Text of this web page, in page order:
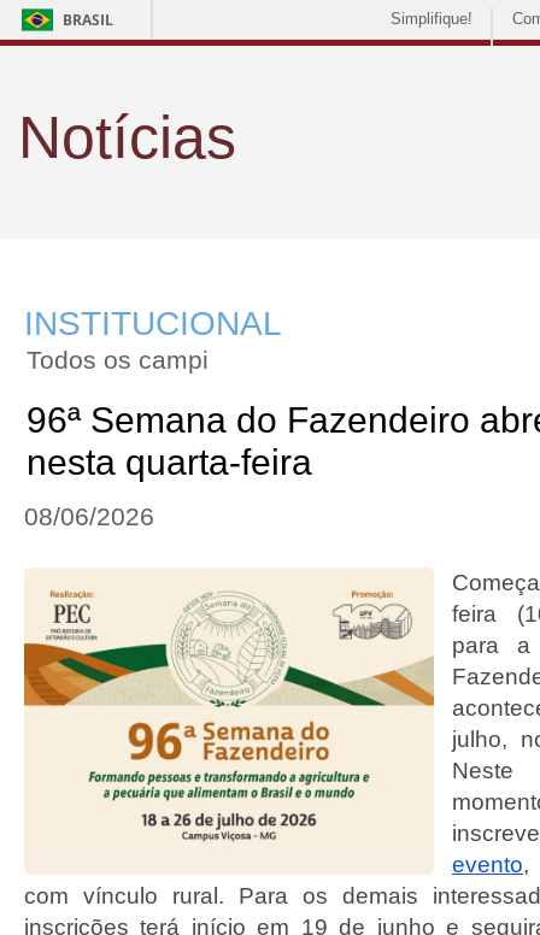
BRASIL Simplifique!
Notícias
INSTITUCIONAL
Todos os campi
96ª Semana do Fazendeiro
nesta quarta-feira
08/06/2026
feira
para a
julho,
evento,
com vínculo rural. Para os demais
inscrições terá início em 19 de junho e